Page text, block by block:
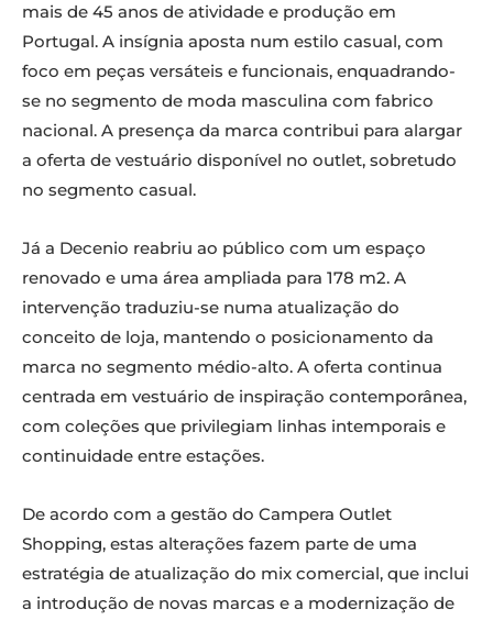
mais de 45 anos de atividade e produção em
Portugal. A insígnia aposta num estilo casual, com
foco em peças versáteis e funcionais, enquadrando-
se no segmento de moda masculina com fabrico
nacional. A presença da marca contribui para alargar
a oferta de vestuário disponível no outlet, sobretudo
no segmento casual.
Já a Decenio reabriu ao público com um espaço
renovado e uma área ampliada para 178 m2. A
intervenção traduziu-se numa atualização do
conceito de loja, mantendo o posicionamento da
marca no segmento médio-alto. A oferta continua
centrada em vestuário de inspiração contemporânea,
com coleções que privilegiam linhas intemporais e
continuidade entre estações.
De acordo com a gestão do Campera Outlet
Shopping, estas alterações fazem parte de uma
estratégia de atualização do mix comercial, que inclui
a introdução de novas marcas e a modernização de